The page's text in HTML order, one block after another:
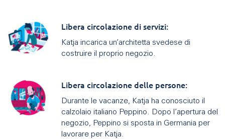
Libera circolazione di servizi:
Katja incarica un’architetta svedese di
costruire il proprio negozio.
Libera circolazione delle persone:
Durante le vacanze, Katja ha conosciuto il
calzolaio italiano Peppino. Dopo l’apertura del
negozio, Peppino si sposta in Germania per
lavorare per Katja.